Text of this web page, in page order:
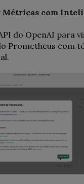
Métricas com
do OpenAI para
Prometheus com